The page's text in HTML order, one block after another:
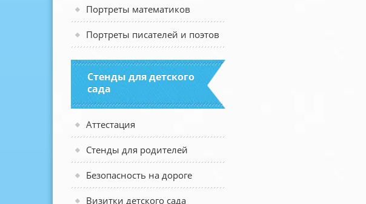
Портреты математиков
Портреты писателей и поэтов
Стенды для детского
сада
Аттестация
Стенды для родителей
Безопасность на дороге
Визитки детского сада